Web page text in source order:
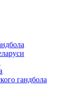
гандбола